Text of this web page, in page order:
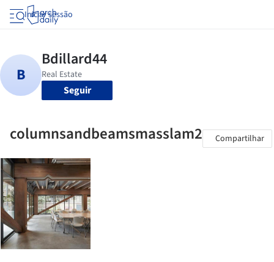
Iniciar sessão
Seguir
columnsandbeamsmasslam2 Compartilhar